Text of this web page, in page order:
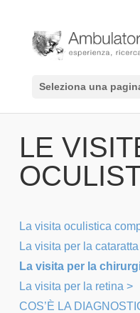
Seleziona una
LE
La visita oculistica
La visita per la
La visita per la
La visita per la retina >
COS’È LA